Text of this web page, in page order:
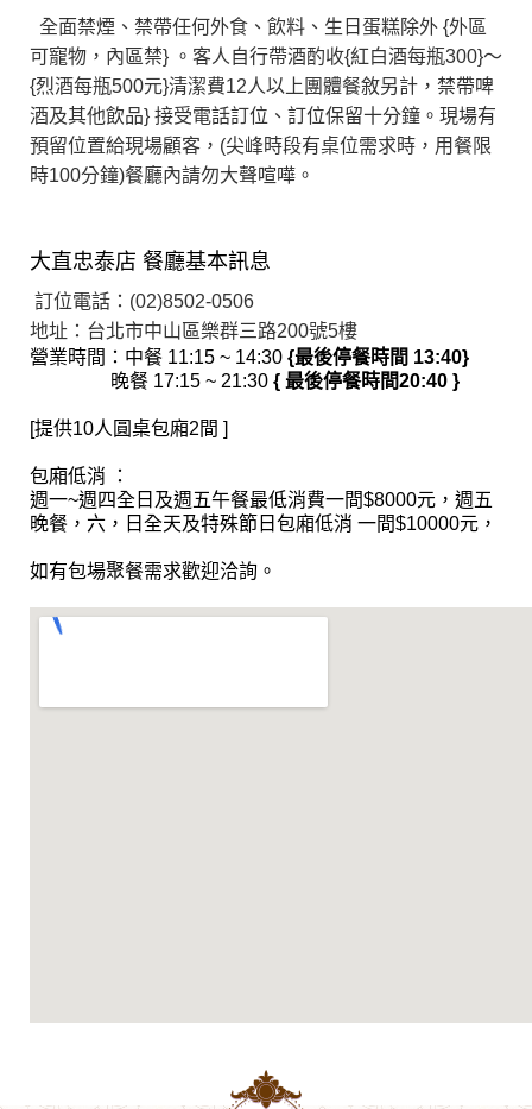
全面禁煙、禁帶任何外食、飲料、 生日蛋糕除外 {外區
可寵物，內區禁} 。客人自行帶酒酌收{紅白酒每瓶300}～
{烈酒每瓶500元}清潔費12人以上團體餐敘另計，禁帶啤
酒及其他飲品} 接受電話訂位、訂位保留十分鐘。現場有
預留位置給現場顧客， (尖峰時段有桌位需求時，用餐限
時100分鐘)餐廳內請勿大聲喧嘩。
大直忠泰店 餐廳基本訊息
訂位電話：(02)8502-0506
地址：台北市中山區樂群三路200號5樓
營業時間：中餐 11:15 ~ 14:30 {最後停餐時間 13:40}
晚餐 17:15 ~ 21:30 { 最後停餐時間20:40 }
[提供10人圓桌包廂2間 ]
包廂低消
：
週一~週四全日及週五午餐最低消費一間$8000元，週五
晚餐，六，日全天及特殊節日包廂低消 一間$10000元，
如有包場聚餐需求歡迎洽詢。